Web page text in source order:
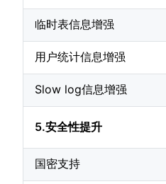
临时表信息增强
用户统计信息增强
Slow log信息增强
5.安全性提升
国密支持